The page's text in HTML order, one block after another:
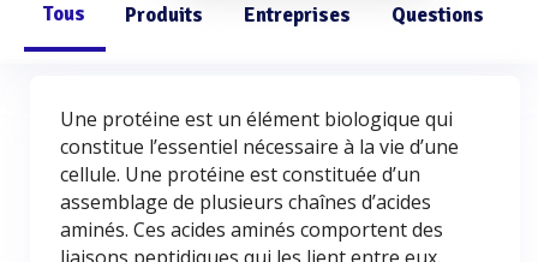
Tous Produits Entreprises Questions
Une protéine est un élément biologique qui
constitue l’essentiel nécessaire à la vie d’une
cellule. Une protéine est constituée d’un
assemblage de plusieurs chaînes d’acides
aminés. Ces acides aminés comportent des